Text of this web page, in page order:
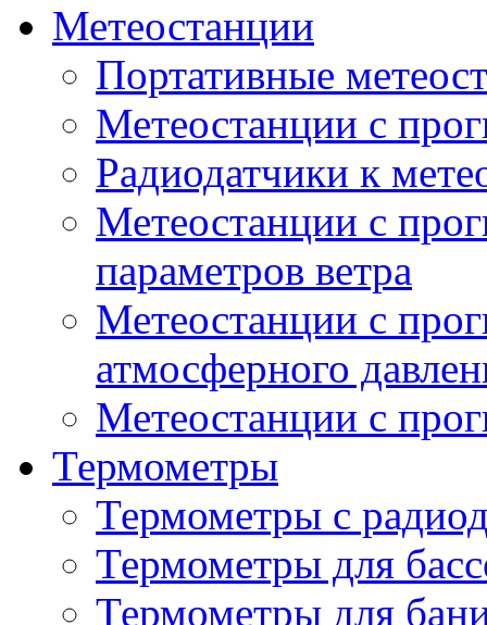
Метеостанции
Портативные
Метеостанции с
Радиодатчики к
Метеостанции с
параметров ветра
Метеостанции с
атмосферного
Метеостанции с
Термометры
Термометры с
Термометры для
Термометры для